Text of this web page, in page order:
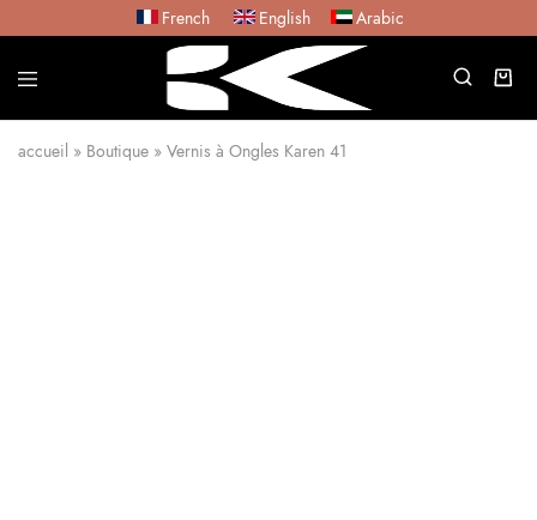
French English Arabic
accueil » Boutique » Vernis à Ongles Karen 41